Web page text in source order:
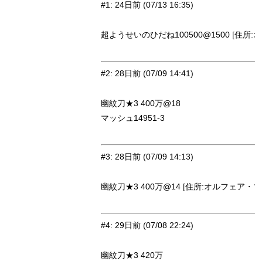
#1: 24日前 (07/13 16:35)
超ようせいのひだね100500@1500 [住
#2: 28日前 (07/09 14:41)
幽紋刀★3 400万@18
マッシュ14951-3
#3: 28日前 (07/09 14:13)
幽紋刀★3 400万@14 [住所:オルフェア
#4: 29日前 (07/08 22:24)
幽紋刀★3 420万